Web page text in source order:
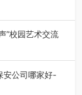
段考生可选择
”校园艺术交流
之声”校园管
安公司哪家好-